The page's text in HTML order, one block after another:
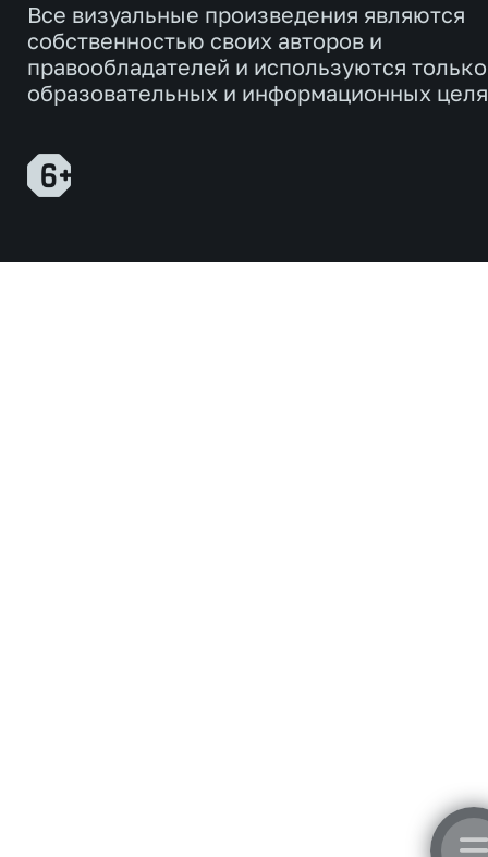
Все визуальные произведения являются
собственностью своих авторов и
правообладателей и используются
образовательных и информационных